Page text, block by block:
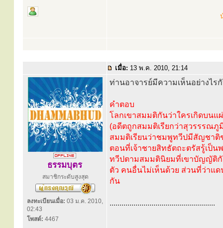
เมื่อ: 13 พ.ค. 2010, 21:14
ธรรมบุตร
สมาชิกระดับสูงสุด
ลงทะเบียนเมื่อ: 03 ม.ค. 2010,
02:43
โพสต์: 4467
ท่านอาจารย์มีความเห็นอย่างไร
คำตอบ
โลกเขาสมมติกันว่าใครเกิดบน
(อดีตถูกสมมติเรียกว่าสุวรรรณภู
สมมติเรียนว่าชมพูทวีปมีสัญชาติ
ตอนที่เจ้าชายสิทธัตถะตรัสรู้เป็
ทวีปตามสมมตินิยมที่เขาบัญญัติกั
ตัว คนอื่นไม่เห็นด้วย ส่วนที่ว่าแ
กัน
.....................................................